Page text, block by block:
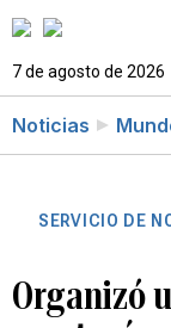
7 de agosto de 2026
Noticias
SERVICIO DE
Organizó